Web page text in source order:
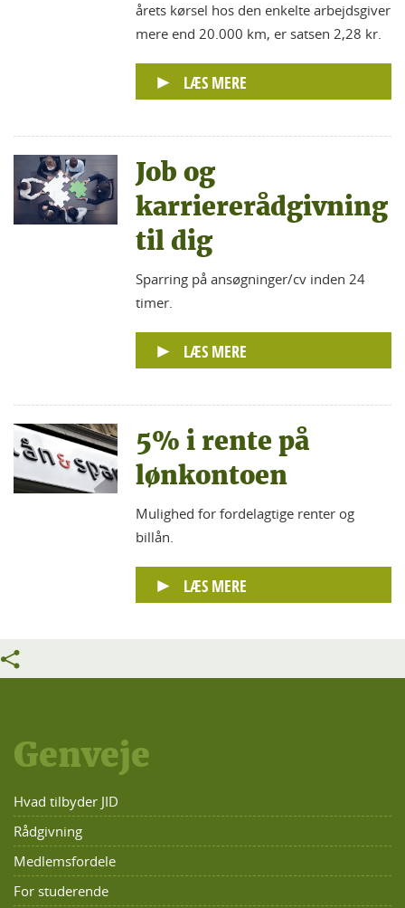
årets kørsel hos den enkelte arbejdsgiver
mere end 20.000 km, er satsen 2,28 kr.
LÆS MERE
Job og
karriererådgivning
til dig
Sparring på ansøgninger/cv inden 24
timer.
LÆS MERE
5% i rente på
lønkontoen
Mulighed for fordelagtige renter og
billån.
LÆS MERE
Genveje
Hvad tilbyder JID
Rådgivning
Medlemsfordele
For studerende